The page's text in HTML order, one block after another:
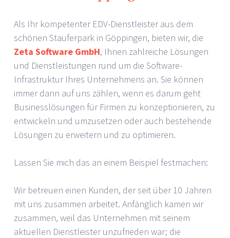
Als Ihr kompetenter EDV-Dienstleister aus dem
schönen Stauferpark in Göppingen, bieten wir, die
Zeta Software GmbH, Ihnen zahlreiche Lösungen
und Dienstleistungen rund um die Software-
Infrastruktur Ihres Unternehmens an. Sie können
immer dann auf uns zählen, wenn es darum geht
Businesslösungen für Firmen zu konzeptionieren, zu
entwickeln und umzusetzen oder auch bestehende
Lösungen zu erweitern und zu optimieren.
Lassen Sie mich das an einem Beispiel festmachen:
Wir betreuen einen Kunden, der seit über 10 Jahren
mit uns zusammen arbeitet. Anfänglich kamen wir
zusammen, weil das Unternehmen mit seinem
aktuellen Dienstleister unzufrieden war; die